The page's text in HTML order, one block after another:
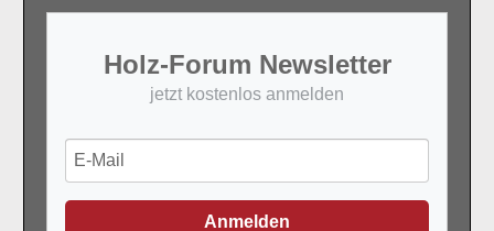
Holz-Forum Newsletter
jetzt kostenlos anmelden
Anmelden